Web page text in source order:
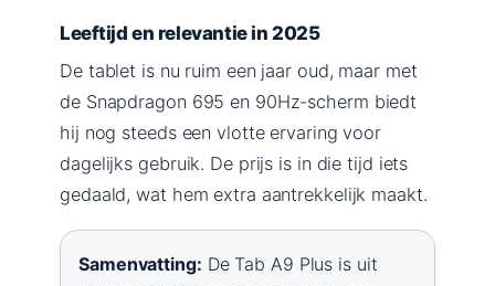
Leeftijd en relevantie in 2025
De tablet is nu ruim een jaar oud, maar met
de Snapdragon 695 en 90Hz-scherm biedt
hij nog steeds een vlotte ervaring voor
dagelijks gebruik. De prijs is in die tijd iets
gedaald, wat hem extra aantrekkelijk maakt.
Samenvatting: De Tab A9 Plus is uit